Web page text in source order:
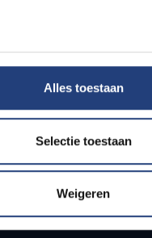
Alles toestaan
Selectie toestaan
Weigeren
and secondary schools
students